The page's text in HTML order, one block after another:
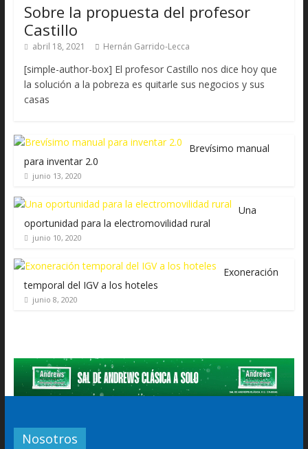
Sobre la propuesta del profesor
Castillo
abril 18, 2021 Hernán Garrido-Lecca
[simple-author-box] El profesor Castillo nos dice hoy que
la solución a la pobreza es quitarle sus negocios y sus
casas
Brevísimo manual
para inventar 2.0
junio 13, 2020
Una
oportunidad para la electromovilidad rural
junio 10, 2020
Exoneración
temporal del IGV a los hoteles
junio 8, 2020
Nosotros